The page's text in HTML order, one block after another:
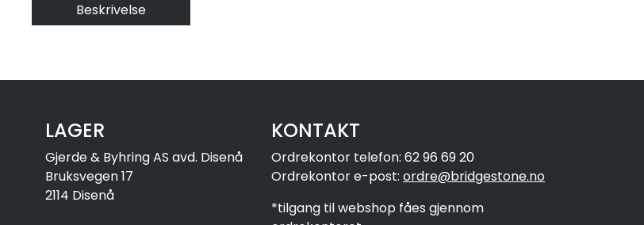
Beskrivelse
LAGER
Gjerde & Byhring AS avd. Disenå
Bruksvegen 17
2114 Disenå
KONTAKT
Ordrekontor telefon: 62 96 69 20
Ordrekontor e-post: ordre@bridgestone.no
*tilgang til webshop fåes gjennom